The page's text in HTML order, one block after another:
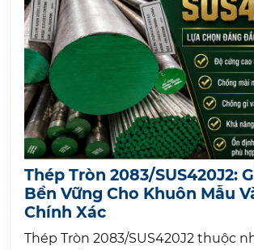
Thép Tròn 2083/SUS420J2:
Bền Vững Cho Khuôn Mẫu
Chính Xác
Thép Tròn 2083/SUS420J2 thuộc